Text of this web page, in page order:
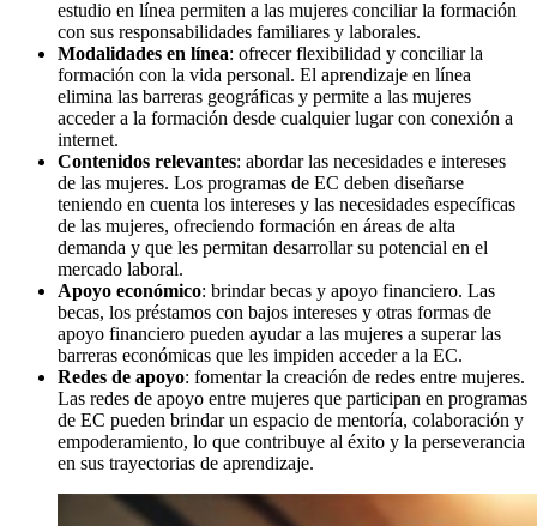
estudio en línea permiten a las mujeres conciliar la formación
con sus responsabilidades familiares y laborales.
Modalidades en línea: ofrecer flexibilidad y conciliar la
formación con la vida personal. El aprendizaje en línea
elimina las barreras geográficas y permite a las mujeres
acceder a la formación desde cualquier lugar con conexión a
internet.
Contenidos relevantes: abordar las necesidades e intereses
de las mujeres. Los programas de EC deben diseñarse
teniendo en cuenta los intereses y las necesidades específicas
de las mujeres, ofreciendo formación en áreas de alta
demanda y que les permitan desarrollar su potencial en el
mercado laboral.
Apoyo económico: brindar becas y apoyo financiero. Las
becas, los préstamos con bajos intereses y otras formas de
apoyo financiero pueden ayudar a las mujeres a superar las
barreras económicas que les impiden acceder a la EC.
Redes de apoyo: fomentar la creación de redes entre mujeres.
Las redes de apoyo entre mujeres que participan en programas
de EC pueden brindar un espacio de mentoría, colaboración y
empoderamiento, lo que contribuye al éxito y la perseverancia
en sus trayectorias de aprendizaje.